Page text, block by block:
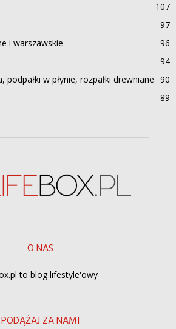
107
97
i warszawskie
96
94
podpałki w płynie, rozpałki drewniane 90
89
O NAS
to blog lifestyle'owy
PODĄŻAJ ZA NAMI